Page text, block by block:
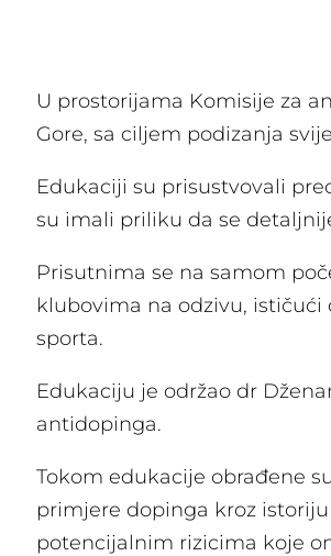
U prostorijama Komisije za
Gore, sa ciljem podizanja
Edukaciji su prisustvovali
su imali priliku da se
Prisutnima se na samom
klubovima na odzivu,
sporta.
Edukaciju je održao dr
antidopinga.
Tokom edukacije obrađene
primjere dopinga kroz
potencijalnim rizicima koje